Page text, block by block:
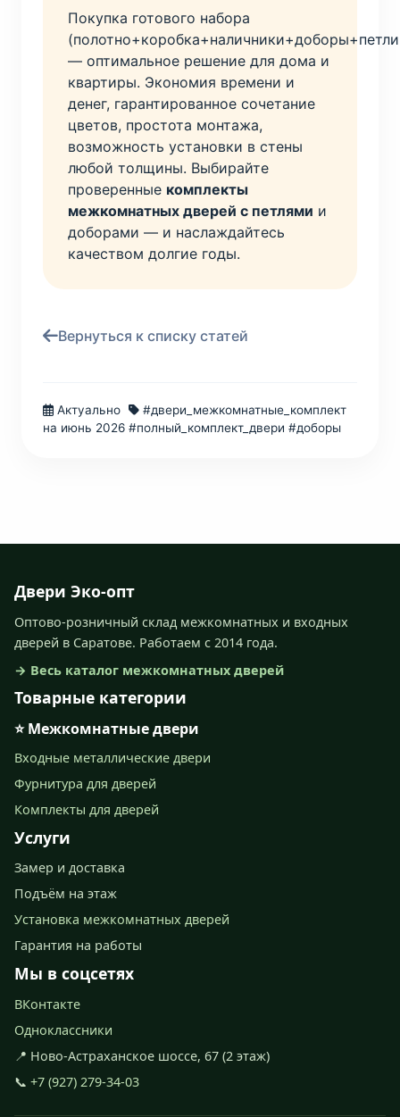
Покупка готового набора
— оптимальное решение для дома и
квартиры. Экономия времени и
денег, гарантированное сочетание
цветов, простота монтажа,
возможность установки в стены
любой толщины. Выбирайте
проверенные комплекты
межкомнатных дверей с петлями и
доборами — и наслаждайтесь
качеством долгие годы.
Вернуться к списку статей
Актуально
на июнь 2026
#двери_межкомнатные_комплект
#полный_комплект_двери #доборы
Двери Эко-опт
Оптово-розничный склад межкомнатных и входных
дверей в Саратове. Работаем с 2014 года.
→ Весь каталог межкомнатных дверей
Товарные категории
⭐ Межкомнатные двери
Входные металлические двери
Фурнитура для дверей
Комплекты для дверей
Услуги
Замер и доставка
Подъём на этаж
Установка межкомнатных дверей
Гарантия на работы
Мы в соцсетях
ВКонтакте
Одноклассники
📍 Ново-Астраханское шоссе, 67 (2 этаж)
📞 +7 (927) 279-34-03